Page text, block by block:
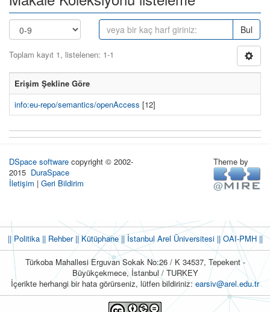
Bul
Toplam kayıt 1, listelenen: 1-1
Erişim Şekline Göre
info:eu-repo/semantics/openAccess [12]
DSpace software copyright © 2002-
2015 DuraSpace
İletişim | Geri Bildirim
Theme by
|| Politika|| Rehber|| Kütüphane|| İstanbul Arel Üniversitesi ||OAI-PMH ||
Türkoba Mahallesi Erguvan Sokak No:26 / K 34537, Tepekent -
Büyükçekmece, İstanbul / TURKEY
İçerikte herhangi bir hata görürseniz, lütfen bildiriniz:earsiv@arel.edu.tr